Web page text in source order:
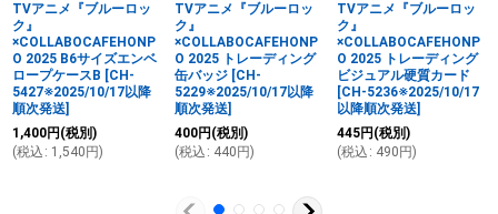
TVアニメ『ブルーロッ
ク』
×COLLABOCAFEHONP
O 2025 B6サイズエンベ
ロープケースB [CH-
5427※2025/10/17以降
順次発送]
1,400円 (税別)
(税込 : 1,540 円)
TVアニメ『ブルーロッ
ク』
×COLLABOCAFEHONP
O 2025 トレーディング
缶バッジ [CH-
5229※2025/10/17以降
順次発送]
400円 (税別)
(税込 : 440 円)
TVアニメ『ブルーロッ
ク』
×COLLABOCAFEHONP
O 2025 トレーディング
ビジュアル硬質カード
[CH-5236※2025/10/17
以降順次発送]
445円 (税別)
(税込 : 490 円)